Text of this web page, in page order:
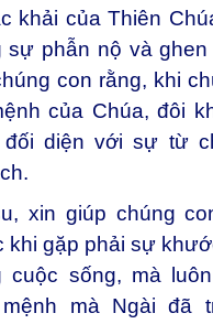
khải của Thiên
sự phẫn nộ và
con rằng, khi
của Chúa, đôi
diện với sự từ
xin giúp chúng
khi gặp phải sự
cuộc sống, mà
mà Ngài đã